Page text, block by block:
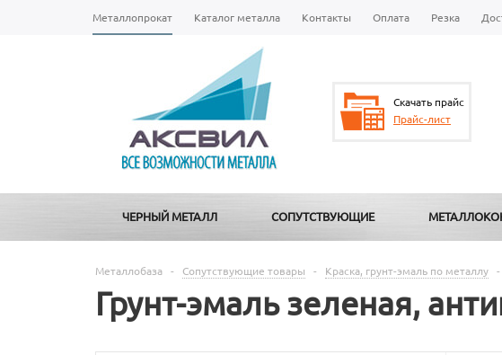
Металлопрокат Каталог металла Контакты Оплата Резка
Скачать прайс
Прайс-лист
ЧЕРНЫЙ МЕТАЛЛ СОПУТСТВУЮЩИЕ
Металлобаза - Сопутствующие товары - Краска, грунт-эмаль по металлу -
Грунт-эмаль зеленая,